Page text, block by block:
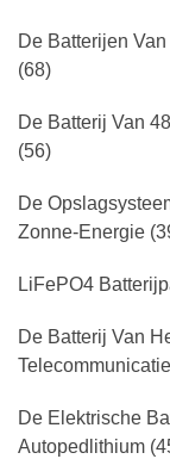
De Batterijen
(68)
De Batterij Van
(56)
De
Zonne-Energie
LiFePO4
De Batterij Van
De Elektrische
Autopedlithium